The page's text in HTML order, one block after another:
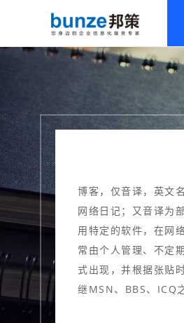
博客，仅音译，英文
网络日记；又音译为
用特定的软件，在网
常由个人管理、不定
式出现，并根据张贴
继MSN、BBS、ICQ